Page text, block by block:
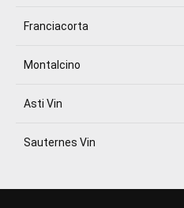
Franciacorta
Montalcino
Asti Vin
Sauternes Vin